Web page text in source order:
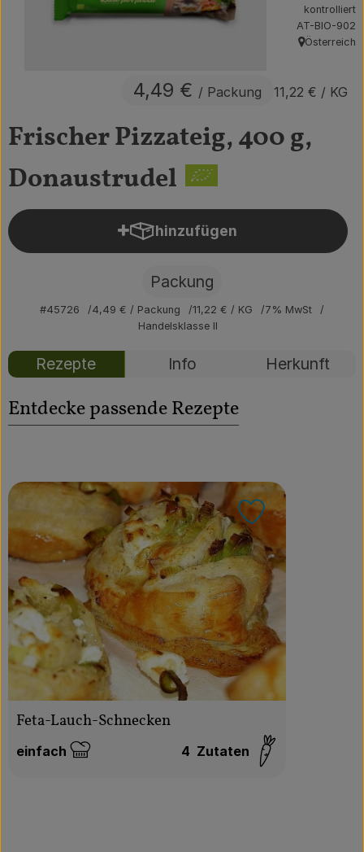
Obst & Gemüse
Frühstück
Süßes & Salziges
Über uns
Community
Frischer Pizzateig, 400 g,
Donaustrudel
4,49 € / Packung 11,22 € / KG
kontrolliert
,
AT-BIO-902
, Herkunft:
Österreich
hinzufügen
Produkt zum Warenkorb
Packung
#45726 4,49 € / Packung 11,22 € / KG
7% MwSt
Handelsklasse II
Rezepte Info Herkunft
Entdecke passende Rezepte
Feta-Lauch-Schnecken
Schwierigkeit:
einfach 4 Zutaten
Rezept zu